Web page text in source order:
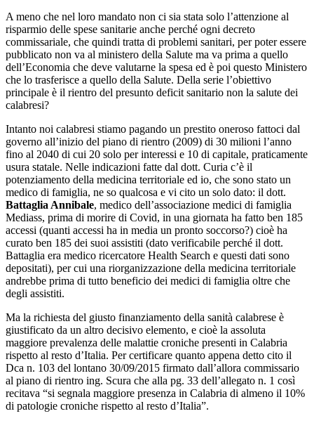
A meno che nel loro mandato non ci sia stata solo l’attenzione al
risparmio delle spese sanitarie anche perché ogni decreto
commissariale, che quindi tratta di problemi sanitari, per poter essere
pubblicato non va al ministero della Salute ma va prima a quello
dell’Economia che deve valutarne la spesa ed è poi questo Ministero
che lo trasferisce a quello della Salute. Della serie l’obiettivo
principale è il rientro del presunto deficit sanitario non la salute dei
calabresi?
Intanto noi calabresi stiamo pagando un prestito oneroso fattoci dal
governo all’inizio del piano di rientro (2009) di 30 milioni l’anno
fino al 2040 di cui 20 solo per interessi e 10 di capitale, praticamente
usura statale. Nelle indicazioni fatte dal dott. Curia c’è il
potenziamento della medicina territoriale ed io, che sono stato un
medico di famiglia, ne so qualcosa e vi cito un solo dato: il dott.
Battaglia Annibale, medico dell’associazione medici di famiglia
Mediass, prima di morire di Covid, in una giornata ha fatto ben 185
accessi (quanti accessi ha in media un pronto soccorso?) cioè ha
curato ben 185 dei suoi assistiti (dato verificabile perché il dott.
Battaglia era medico ricercatore Health Search e questi dati sono
depositati), per cui una riorganizzazione della medicina territoriale
andrebbe prima di tutto beneficio dei medici di famiglia oltre che
degli assistiti.
Ma la richiesta del giusto finanziamento della sanità calabrese è
giustificato da un altro decisivo elemento, e cioè la assoluta
maggiore prevalenza delle malattie croniche presenti in Calabria
rispetto al resto d’Italia. Per certificare quanto appena detto cito il
Dca n. 103 del lontano 30/09/2015 firmato dall’allora commissario
al piano di rientro ing. Scura che alla pg. 33 dell’allegato n. 1 così
recitava “si segnala maggiore presenza in Calabria di almeno il 10%
di patologie croniche rispetto al resto d’Italia”.